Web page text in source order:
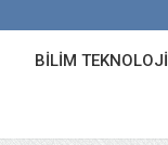
BILIM TEKNOLOJI